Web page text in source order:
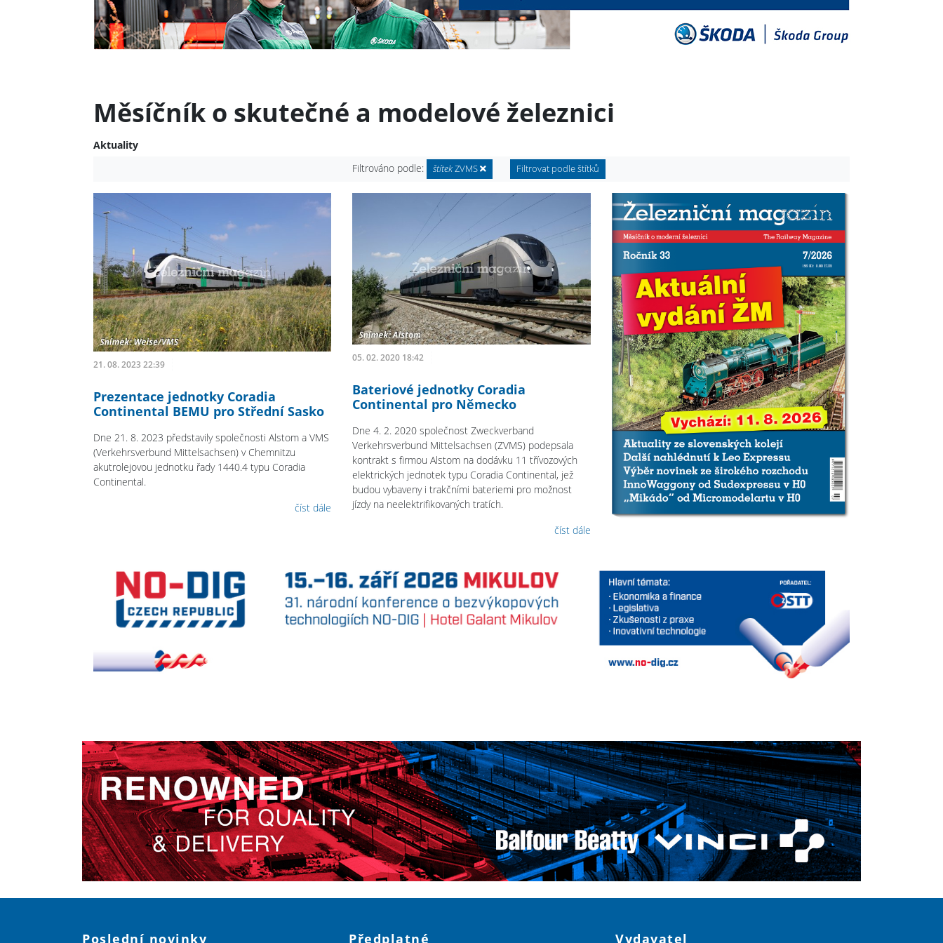
Měsíčník o skutečné a modelové železnici
Aktuality
Filtrováno podle:
štítekZVMS Filtrovat podle štítků
21. 08. 2023 22:39
Prezentace jednotky Coradia
Continental BEMU pro Střední Sasko
Dne 21. 8. 2023 představily společnosti Alstom a VMS
(Verkehrsverbund Mittelsachsen) v Chemnitzu
akutrolejovou jednotku řady 1440.4 typu Coradia
Continental.
číst dále
05. 02. 2020 18:42
Bateriové jednotky Coradia
Continental pro Německo
Dne 4. 2. 2020 společnost Zweckverband
Verkehrsverbund Mittelsachsen (ZVMS) podepsala
kontrakt s firmou Alstom na dodávku 11 třívozových
elektrických jednotek typu Coradia Continental, jež
budou vybaveny i trakčními bateriemi pro možnost
jízdy na neelektrifikovaných tratích.
číst dále
Poslední novinky Předplatné Vydavatel